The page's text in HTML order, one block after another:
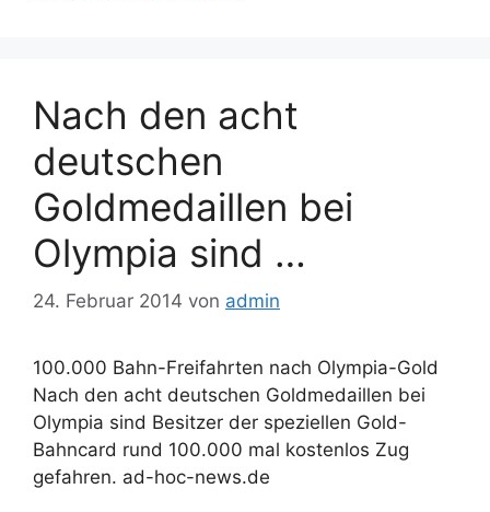
Nach den acht
deutschen
Goldmedaillen bei
Olympia sind …
24. Februar 2014 von admin
100.000 Bahn-Freifahrten nach Olympia-Gold
Nach den acht deutschen Goldmedaillen bei
Olympia sind Besitzer der speziellen Gold-
Bahncard rund 100.000 mal kostenlos Zug
gefahren. ad-hoc-news.de